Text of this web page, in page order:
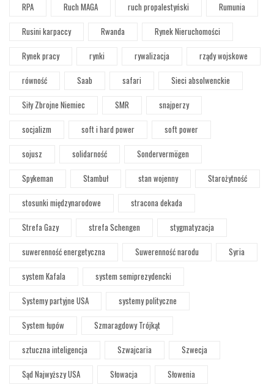
RPA
Ruch MAGA ruch propalestyński
Rumunia
Rusini karpaccy
Rwanda
Rynek Nieruchomości
Rynek pracy
rynki rywalizacja
rządy wojskowe
równość
Saab safari
Sieci absolwenckie
Siły Zbrojne Niemiec
SMR
snajperzy
socjalizm
soft i hard power
soft power
sojusz
solidarność
Sondervermögen
Spykeman
Stambuł stan wojenny
Starożytność
stosunki międzynarodowe
stracona dekada
Strefa Gazy
strefa Schengen
stygmatyzacja
suwerenność energetyczna
Suwerenność narodu
Syria
system Kafala
system semiprezydencki
Systemy partyjne USA
systemy polityczne
System łupów
Szmaragdowy Trójkąt
sztuczna inteligencja
Szwajcaria
Szwecja
Sąd Najwyższy USA
Słowacja
Słowenia